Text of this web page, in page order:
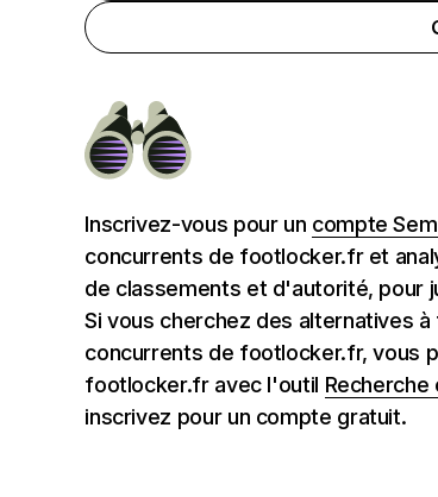
Inscrivez-vous pour un compte
concurrents de footlocker.fr et
de classements et d'autorité, pour
Si vous cherchez des alternatives
concurrents de footlocker.fr, vous
footlocker.fr avec l'outil Recherche
inscrivez pour un compte gratuit.